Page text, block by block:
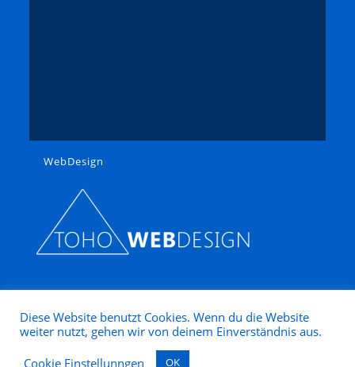
WebDesign
Diese Website benutzt Cookies. Wenn du die Website
weiter nutzt, gehen wir von deinem Einverständnis aus.
Cookie Einstellunngen
OK